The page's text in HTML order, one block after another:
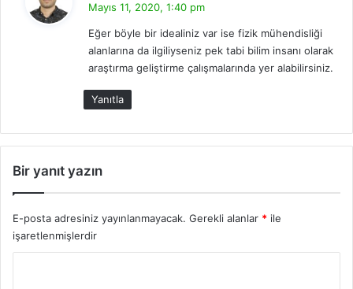
i
k
i
Mayıs 11, 2020, 1:40 pm
Eğer böyle bir idealiniz var ise fizik mühendisliği
alanlarına da ilgiliyseniz pek tabi bilim insanı olarak
araştırma geliştirme çalışmalarında yer alabilirsiniz.
Yanıtla
Bir yanıt yazın
E-posta adresiniz yayınlanmayacak. Gerekli alanlar * ile
işaretlenmişlerdir